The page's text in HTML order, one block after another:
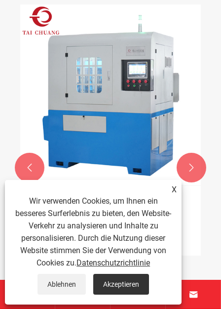
Was ist eine
Mutterngewindeschneidmaschine?
Mehr sehen >>
 
 
X
Wir verwenden Cookies, um Ihnen ein
besseres Surferlebnis zu bieten, den Website-
Verkehr zu analysieren und Inhalte zu
personalisieren. Durch die Nutzung dieser
Website stimmen Sie der Verwendung von
Cookies zu.Datenschutzrichtlinie
Ablehnen Akzeptieren